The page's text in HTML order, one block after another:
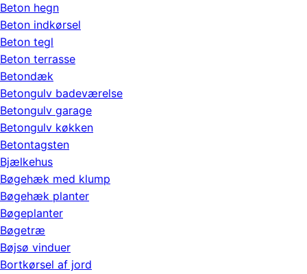
Beton hegn
Beton indkørsel
Beton tegl
Beton terrasse
Betondæk
Betongulv badeværelse
Betongulv garage
Betongulv køkken
Betontagsten
Bjælkehus
Bøgehæk med klump
Bøgehæk planter
Bøgeplanter
Bøgetræ
Bøjsø vinduer
Bortkørsel af jord